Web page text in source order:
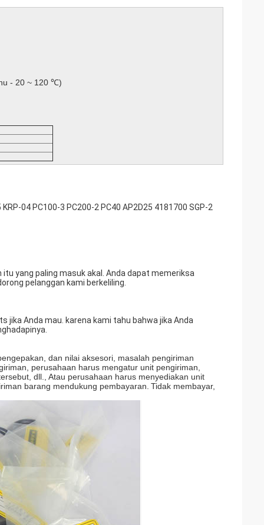
- 20 ~ 120 ℃)
04 PC100-3 PC200-2 PC40 AP2D25 4181700 SGP-2
yang paling masuk akal. Anda dapat memeriksa
pelanggan kami berkeliling.
Anda mau. karena kami tahu bahwa jika Anda
dan nilai aksesori, masalah pengiriman
perusahaan harus mengatur unit pengiriman,
dll., Atau perusahaan harus menyediakan unit
barang mendukung pembayaran. Tidak membayar,